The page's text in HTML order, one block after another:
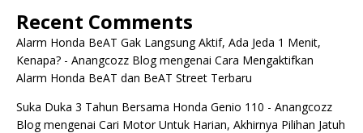
Recent Comments
Alarm Honda BeAT Gak Langsung Aktif, Ada Jeda 1 Menit,
Kenapa? - Anangcozz Blogmengenai Cara Mengaktifkan
Alarm Honda BeAT dan BeAT Street Terbaru
Suka Duka 3 Tahun Bersama Honda Genio 110 - Anangcozz
Blogmengenai Cari Motor Untuk Harian, Akhirnya Pilihan Jatuh